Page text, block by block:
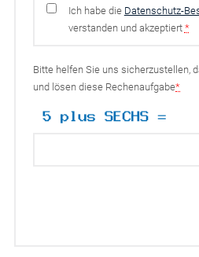
Ich habe die Datenschutz-
verstanden und akzeptiert *
Bitte helfen Sie uns sicherzustellen,
und lösen diese Rechenaufgabe*